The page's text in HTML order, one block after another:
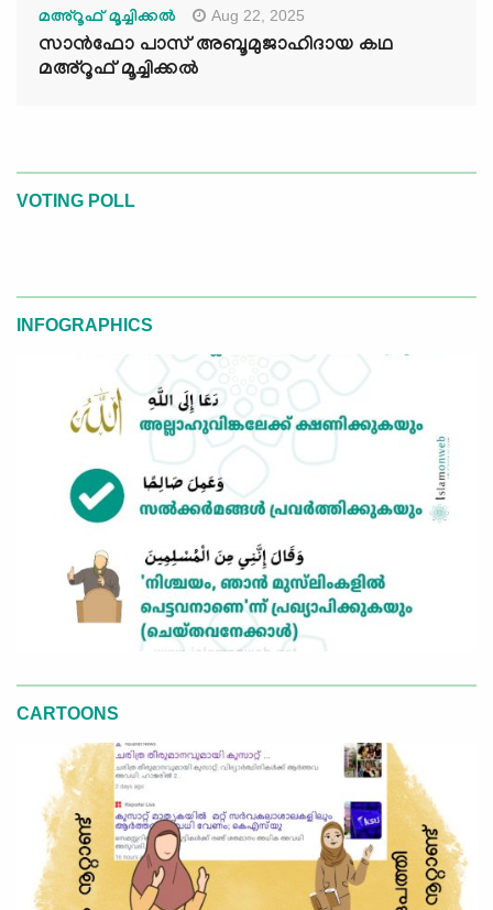
മഅ്റൂഫ് മൂച്ചിക്കല്‍ Aug 22, 2025
സാൻഫോ പാസ് അബൂമുജാഹിദായ കഥ
മഅ്റൂഫ് മൂച്ചിക്കല്‍
VOTING POLL
INFOGRAPHICS
CARTOONS